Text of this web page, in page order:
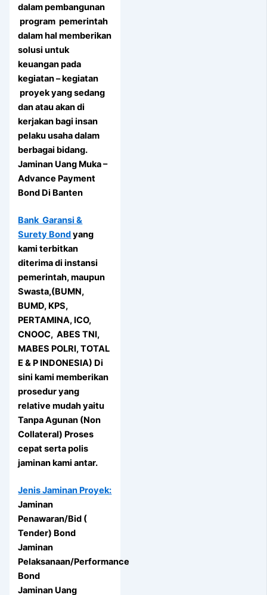
dalam pembangunan
program pemerintah
dalam hal memberikan
solusi untuk
keuangan pada
kegiatan – kegiatan
proyek yang sedang
dan atau akan di
kerjakan bagi insan
pelaku usaha dalam
berbagai bidang.
Jaminan Uang Muka –
Advance Payment
Bond Di Banten
Bank Garansi &
Surety Bondyang
kami terbitkan
diterima di instansi
pemerintah, maupun
Swasta,(BUMN,
BUMD, KPS,
PERTAMINA, ICO,
CNOOC, ABES TNI,
MABES POLRI, TOTAL
E & P INDONESIA) Di
sini kami memberikan
prosedur yang
relative mudah yaitu
Tanpa Agunan (Non
Collateral) Proses
cepat serta polis
jaminan kami antar.
Jenis Jaminan Proyek:
Jaminan
Penawaran/Bid (
Tender) Bond
Jaminan
Pelaksanaan/Performance
Bond
Jaminan Uang